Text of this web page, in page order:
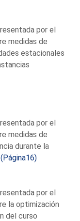
por el
medidas de
estacionales
por el
medidas de
durante la
(Página16)
por el
la optimización
del curso